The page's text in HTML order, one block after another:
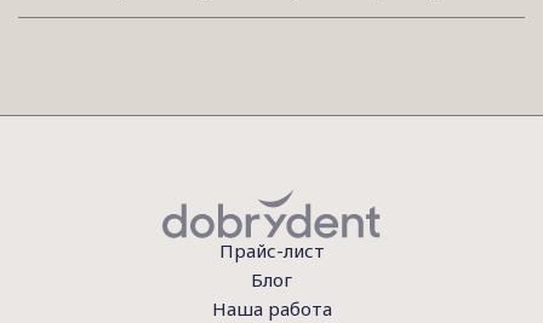
Прайс-лист
Блог
Наша работа